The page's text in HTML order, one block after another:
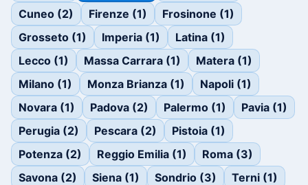
Cuneo (2)
Firenze (1)
Frosinone (1)
Grosseto (1)
Imperia (1)
Latina (1)
Lecco (1)
Massa Carrara (1)
Matera (1)
Milano (1)
Monza Brianza (1)
Napoli (1)
Novara (1)
Padova (2) Palermo (1)
Pavia (1)
Perugia (2)
Pescara (2)
Pistoia (1)
Potenza (2)
Reggio Emilia (1)
Roma (3)
Savona (2)
Siena (1) Sondrio (3)
Terni (1)